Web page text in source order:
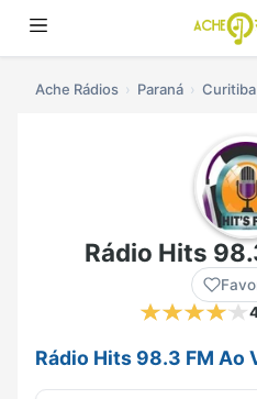
Ache Rádios Paraná Curitiba
Rádio Hits
Rádio Hits 98.3 FM Ao